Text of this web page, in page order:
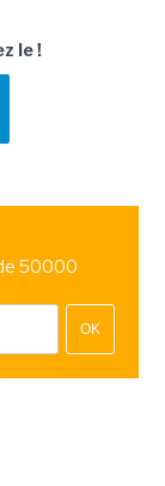
le !
50000
OK